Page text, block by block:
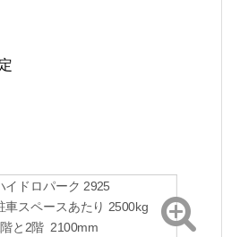
イドロパーク 2925
車スペースあたり 2500kg
と2階 2100mm